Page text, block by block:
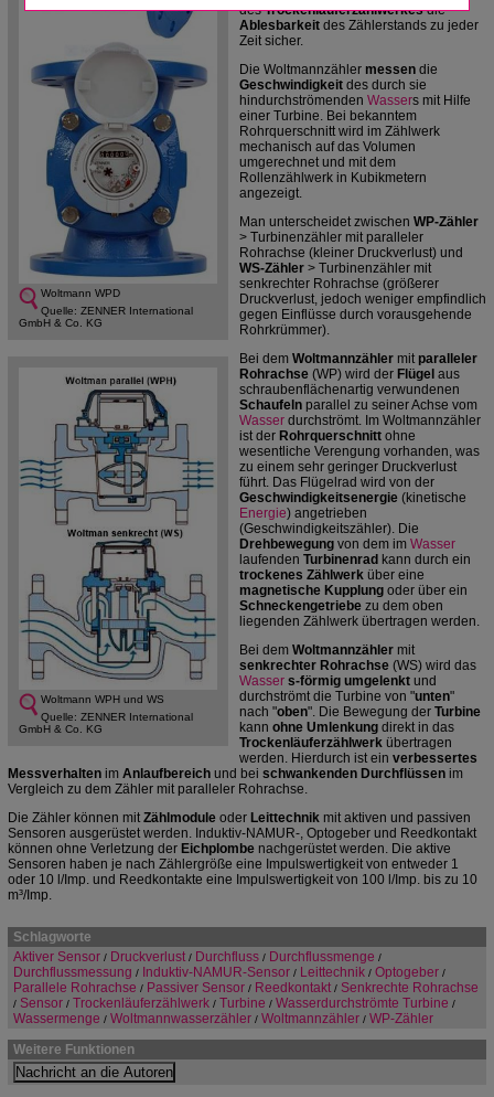
Woltmann WPD
Quelle: ZENNER International
GmbH & Co. KG
Woltmann WPH und WS
Quelle: ZENNER International
GmbH & Co. KG
desTrockenläuferzählwerkesdie
Ablesbarkeit des Zählerstands zu jeder
Zeit sicher.
Die Woltmannzähler messen die
Geschwindigkeit des durch sie
hindurchströmenden Wassers mit Hilfe
einer Turbine. Bei bekanntem
Rohrquerschnitt wird im Zählwerk
mechanisch auf das Volumen
umgerechnet und mit dem
Rollenzählwerk in Kubikmetern
angezeigt.
Man unterscheidet zwischen WP-Zähler
> Turbinenzähler mit paralleler
Rohrachse (kleiner Druckverlust) und
WS-Zähler > Turbinenzähler mit
senkrechter Rohrachse (größerer
Druckverlust, jedoch weniger empfindlich
gegen Einflüsse durch vorausgehende
Rohrkrümmer).
Bei dem Woltmannzähler mit paralleler
Rohrachse (WP) wird der Flügel aus
schraubenflächenartig verwundenen
Schaufeln parallel zu seiner Achse vom
Wasser durchströmt. Im Woltmannzähler
ist der Rohrquerschnitt ohne
wesentliche Verengung vorhanden, was
zu einem sehr geringer Druckverlust
führt. Das Flügelrad wird von der
Geschwindigkeitsenergie (kinetische
Energie) angetrieben
(Geschwindigkeitszähler). Die
Drehbewegung von dem im Wasser
laufenden Turbinenrad kann durch ein
trockenes Zählwerk über eine
magnetische Kupplung oder über ein
Schneckengetriebe zu dem oben
liegenden Zählwerk übertragen werden.
Bei dem Woltmannzähler mit
senkrechter Rohrachse (WS) wird das
Wasser s-förmig umgelenkt und
durchströmt die Turbine von "unten"
nach "oben". Die Bewegung der Turbine
kann ohne Umlenkung direkt in das
Trockenläuferzählwerk übertragen
werden. Hierdurch ist ein verbessertes
Messverhalten im Anlaufbereich und bei schwankenden Durchflüssen im
Vergleich zu dem Zähler mit paralleler Rohrachse.
Die Zähler können mit Zählmodule oder Leittechnik mit aktiven und passiven
Sensoren ausgerüstet werden. Induktiv-NAMUR-, Optogeber und Reedkontakt
können ohne Verletzung der Eichplombe nachgerüstet werden. Die aktive
Sensoren haben je nach Zählergröße eine Impulswertigkeit von entweder 1
oder 10 l/Imp. und Reedkontakte eine Impulswertigkeit von 100 l/Imp. bis zu 10
m³/Imp.
Schlagworte
Aktiver Sensor / Druckverlust / Durchfluss / Durchflussmenge /
Durchflussmessung / Induktiv-NAMUR-Sensor / Leittechnik / Optogeber /
Parallele Rohrachse / Passiver Sensor / Reedkontakt / Senkrechte Rohrachse
/ Sensor / Trockenläuferzählwerk / Turbine / Wasserdurchströmte Turbine /
Wassermenge / Woltmannwasserzähler / Woltmannzähler / WP-Zähler
Weitere Funktionen